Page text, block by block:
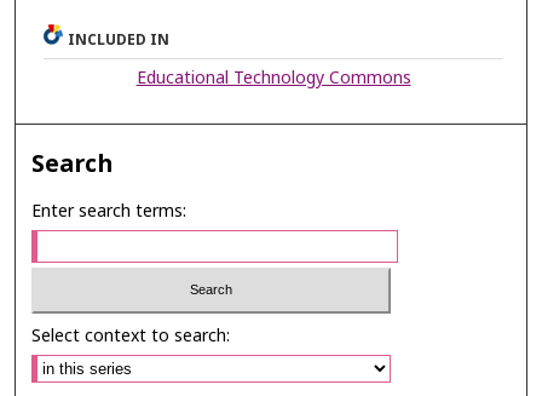
INCLUDED IN
Educational Technology Commons
Search
Enter search terms:
Select context to search: